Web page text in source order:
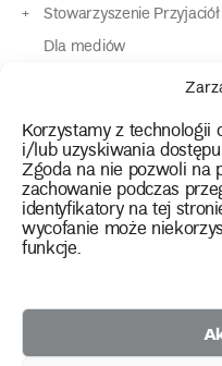
Korzystamy z
i/lub uzyskiwania
Zgoda na nie pozwoli na
zachowanie podczas
identyfikatory na tej
wycofanie może
funkcje.
Stowarzyszenie
Dla mediów
Dla osób o specjalnych
Kontakt
instagram
twitterfacebooktiktok
2026 Copyright by Muzeum
Polityka prywatności